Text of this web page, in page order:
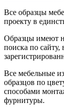
Все образцы
проекту в
Образцы имеют
поиска по сайту,
Все мебельные
образцов по
способами
фурнитуры.